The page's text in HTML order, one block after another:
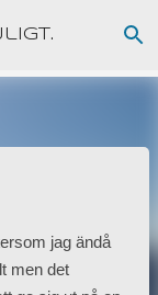
jag ändå
men det